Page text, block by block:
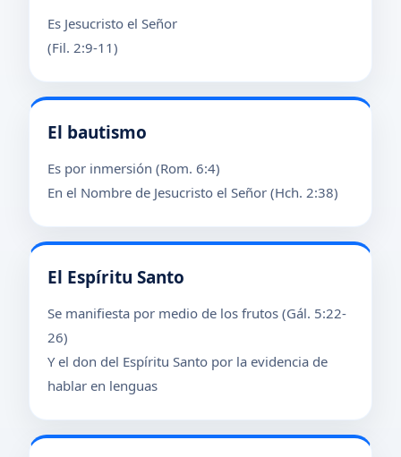
Es Jesucristo el Señor
(Fil. 2:9-11)
El bautismo
Es por inmersión (Rom. 6:4)
En el Nombre de Jesucristo el Señor (Hch. 2:38)
El Espíritu Santo
Se manifiesta por medio de los frutos (Gál. 5:22-
26)
Y el don del Espíritu Santo por la evidencia de
hablar en lenguas